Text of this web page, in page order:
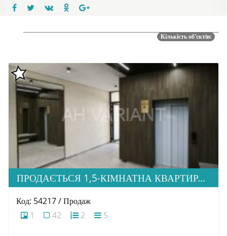
Кількість об'єктів:
ПРОДАЄТЬСЯ 1,5-КІМНАТНА КВАРТИРА В НОВОБУДОВІ ЖК «ЗАГОРСЬКА»
Код: 54217 / Продаж
1
42 2 5